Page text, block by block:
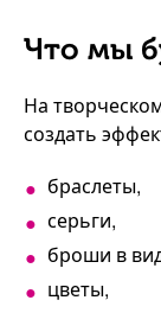
Что мы
На
создать
браслеты,
серьги,
броши в
цветы,